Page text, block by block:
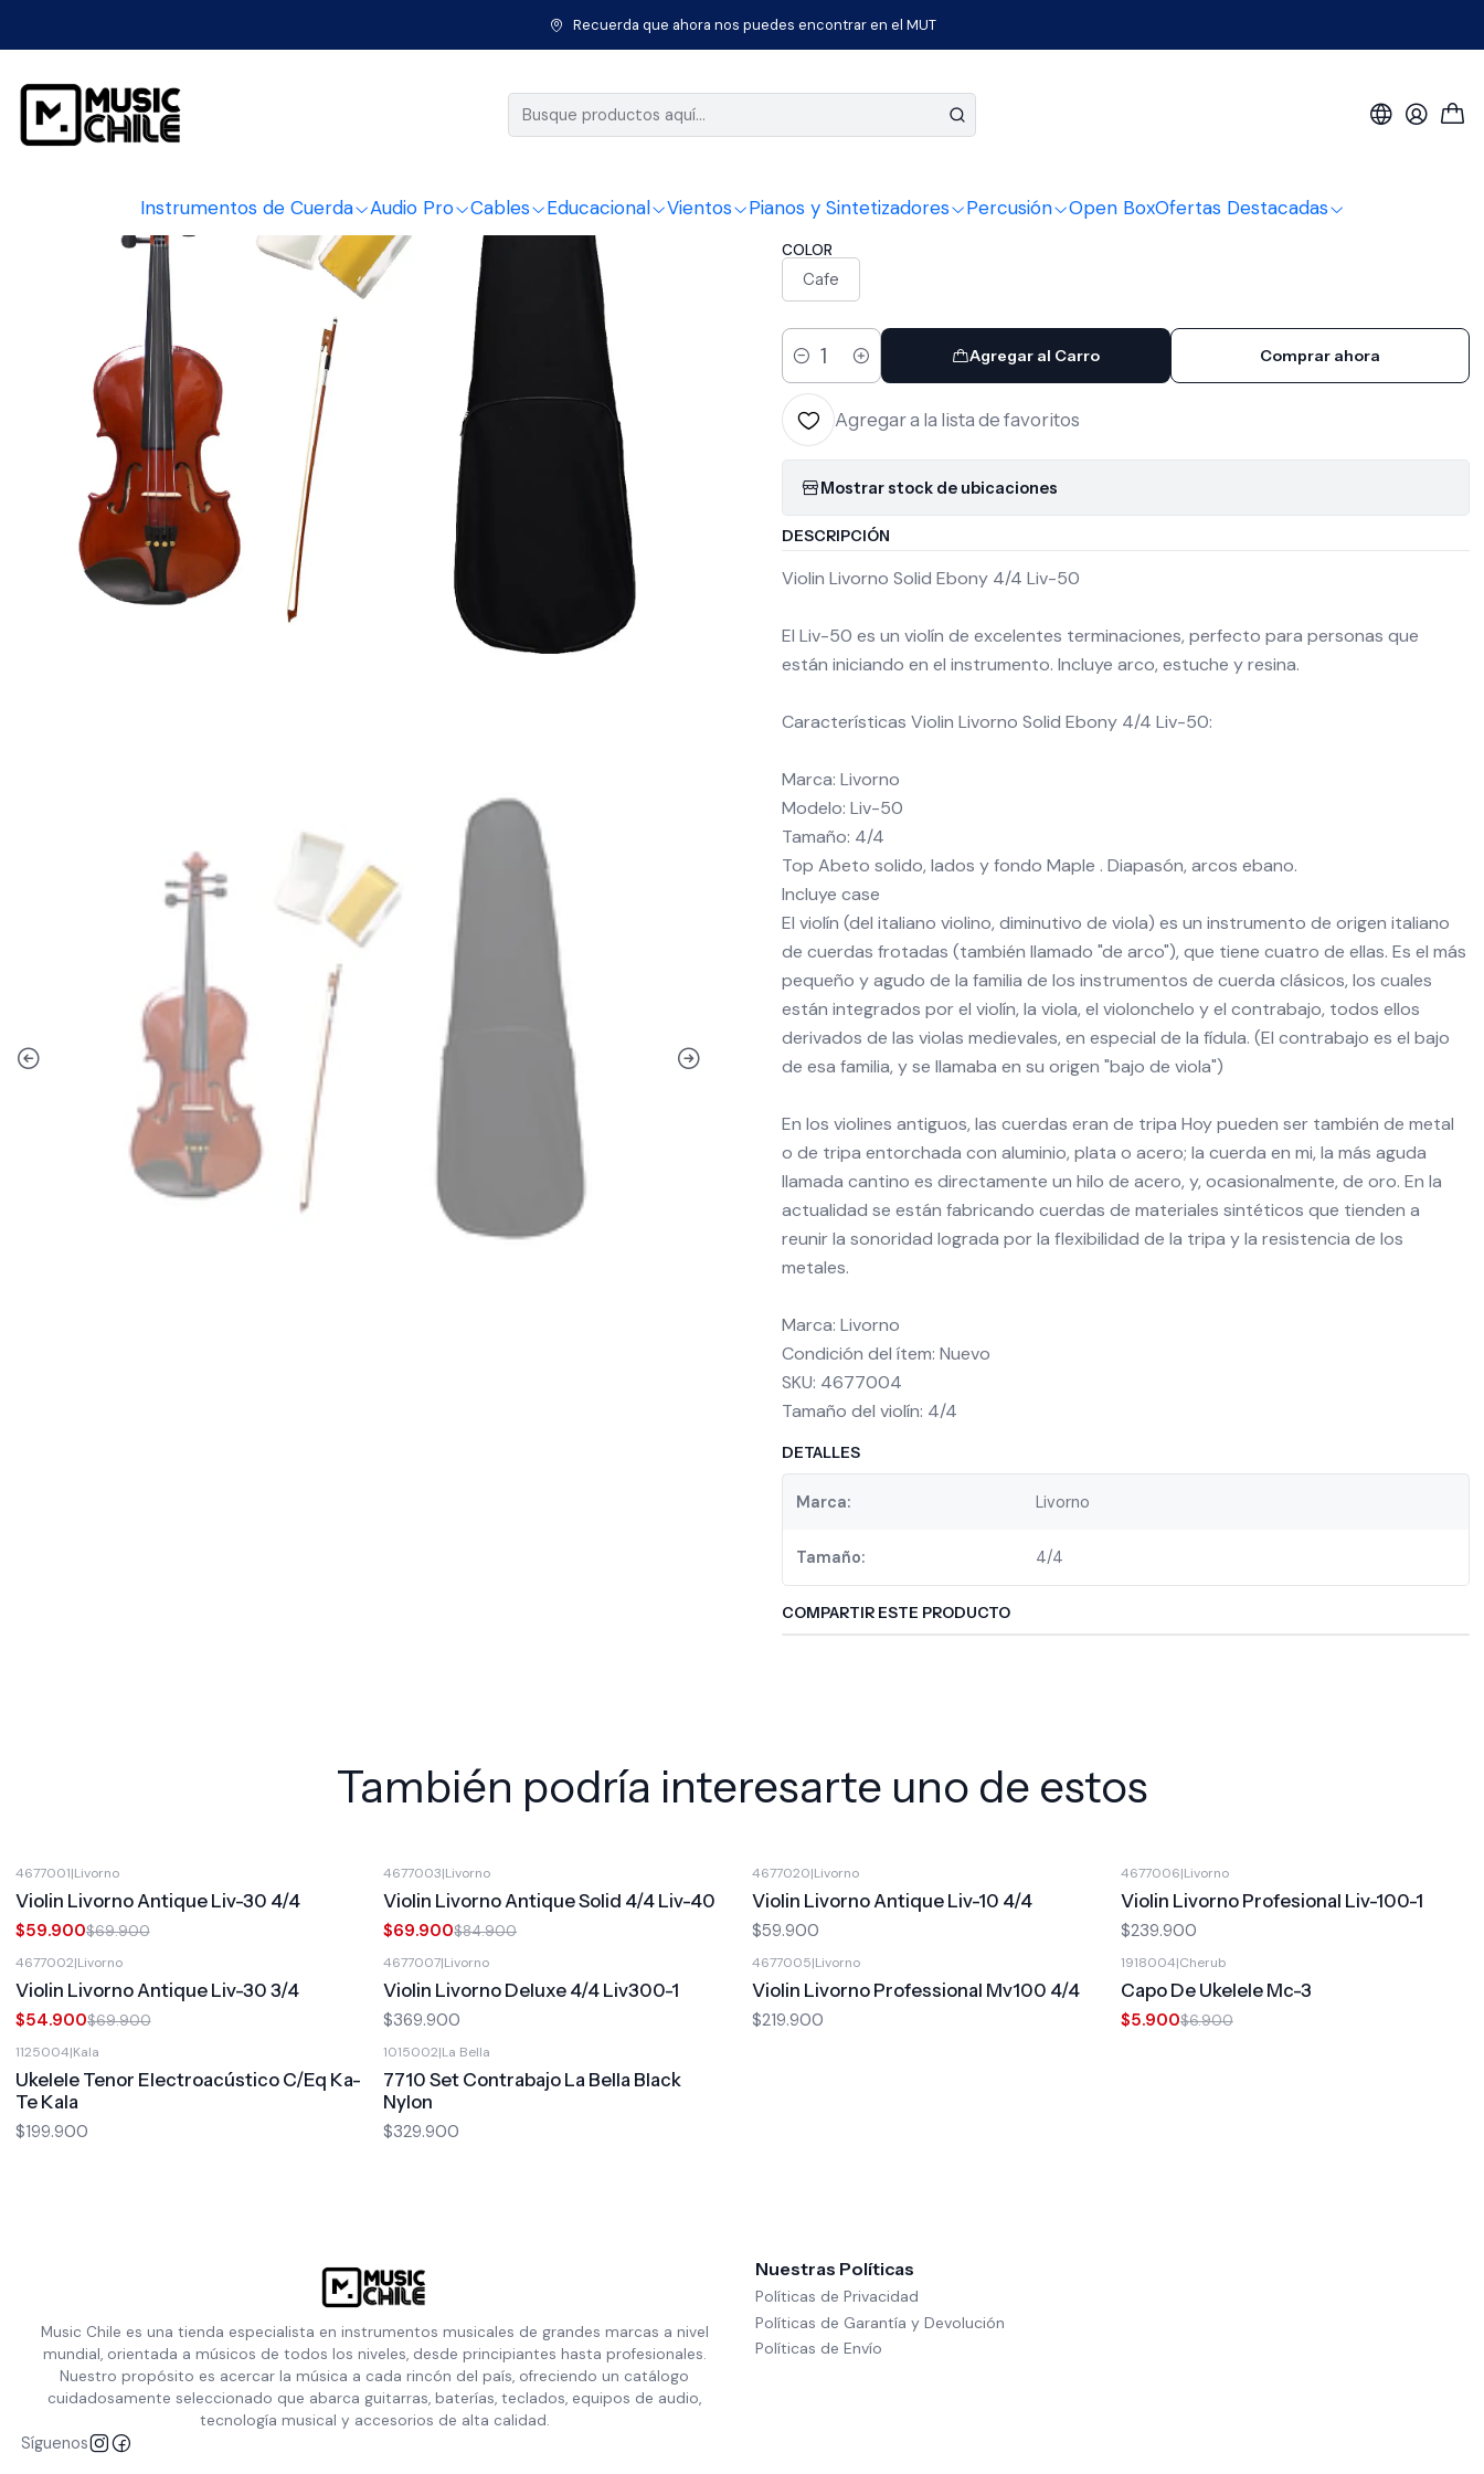
Instrumentos de Cuerda Audio Pro Cables Educacional Vientos Pianos y Sintetizadores Percusión Open BoxOfertas Destacadas
Recuerda que ahora nos puedes encontrar en el MUT
Instrumentos de Cuerda Instrumentos Clásicos Violín Violin Livorno Solid Ebony 4/4 Liv-50
|
Violin Livorno Solid Ebony 4/4 Liv-
COLOR
Cafe
Cantidad
Agregar al Carro Comprar ahora
Agregar a la lista de favoritos
Mostrar stock de ubicaciones
DESCRIPCIÓN
Violin Livorno Solid Ebony 4/4 Liv-50
El Liv-50 es un violín de excelentes terminaciones, perfecto para personas que
están iniciando en el instrumento. Incluye arco, estuche y resina.
Características Violin Livorno Solid Ebony 4/4 Liv-50:
Marca: Livorno
Modelo: Liv-50
Tamaño: 4/4
Top Abeto solido, lados y fondo Maple . Diapasón, arcos ebano.
Incluye case
El violín (del italiano violino, diminutivo de viola) es un instrumento de origen italiano
de cuerdas frotadas (también llamado "de arco"), que tiene cuatro de ellas. Es el más
pequeño y agudo de la familia de los instrumentos de cuerda clásicos, los cuales
están integrados por el violín, la viola, el violonchelo y el contrabajo, todos ellos
derivados de las violas medievales, en especial de la fídula. (El contrabajo es el bajo
de esa familia, y se llamaba en su origen "bajo de viola")
En los violines antiguos, las cuerdas eran de tripa Hoy pueden ser también de metal
o de tripa entorchada con aluminio, plata o acero; la cuerda en mi, la más aguda
llamada cantino es directamente un hilo de acero, y, ocasionalmente, de oro. En la
actualidad se están fabricando cuerdas de materiales sintéticos que tienden a
reunir la sonoridad lograda por la flexibilidad de la tripa y la resistencia de los
metales.
Marca: Livorno
Condición del ítem: Nuevo
SKU: 4677004
Tamaño del violín: 4/4
DETALLES
Marca: Livorno
Tamaño: 4/4
COMPARTIR ESTE PRODUCTO
También podría interesarte uno de estos
4677001|Livorno
Violin Livorno Antique Liv-30 4/4
$59.900$69.900
4677003|Livorno
Violin Livorno Antique Solid 4/4 Liv-40
$69.900$84.900
4677020|Livorno
Violin Livorno Antique Liv-10 4/4
$59.900
4677006|Livorno
Violin Livorno Profesional Liv-100-1
$239.900
4677002|Livorno
Violin Livorno Antique Liv-30 3/4
$54.900$69.900
4677007|Livorno
Violin Livorno Deluxe 4/4 Liv300-1
$369.900
4677005|Livorno
Violin Livorno Professional Mv100 4/4
$219.900
1918004|Cherub
Capo De Ukelele Mc-3
$5.900$6.900
1125004|Kala
Ukelele Tenor Electroacústico C/Eq Ka-
Te Kala
$199.900
1015002|La Bella
7710 Set Contrabajo La Bella Black
Nylon
$329.900
Music Chile es una tienda especialista en instrumentos musicales de grandes marcas a nivel
mundial, orientada a músicos de todos los niveles, desde principiantes hasta profesionales.
Nuestro propósito es acercar la música a cada rincón del país, ofreciendo un catálogo
cuidadosamente seleccionado que abarca guitarras, baterías, teclados, equipos de audio,
tecnología musical y accesorios de alta calidad.
Síguenos
Nuestras Políticas
Políticas de Privacidad
Políticas de Garantía y Devolución
Políticas de Envío